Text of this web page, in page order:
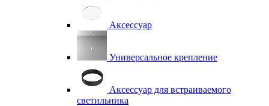
Аксессуар
Универсальное крепление
Аксессуар для встраиваемого
светильника